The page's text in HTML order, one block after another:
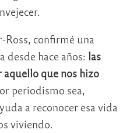
Ross, confirmé una
desde hace años: las
aquello que nos hizo
periodismo sea,
a reconocer esa vida
viviendo.